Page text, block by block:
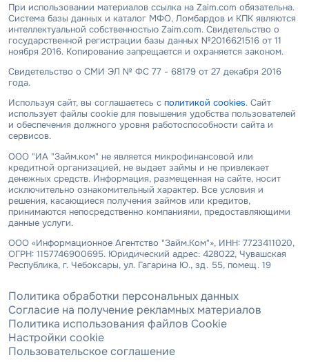
При использовании материалов ссылка на Zaim.com обязательна.
Система базы данных и каталог МФО, Ломбардов и КПК являются
интеллектуальной собственностью Zaim.com. Свидетельство о
государственной регистрации базы данных №2016621516 от 11
ноября 2016. Копирование запрещается и охраняется законом.
Свидетельство о СМИ ЭЛ № ФС 77 - 68179 от 27 декабря 2016
года.
Используя сайт, вы соглашаетесь с политикой cookies. Сайт
использует файлы cookie для повышения удобства пользователей
и обеспечения должного уровня работоспособности сайта и
сервисов.
ООО "ИА "Займ.ком" не является микрофинансовой или
кредитной организацией, не выдает займы и не привлекает
денежных средств. Информация, размещенная на сайте, носит
исключительно ознакомительный характер. Все условия и
решения, касающиеся получения займов или кредитов,
принимаются непосредственно компаниями, предоставляющими
данные услуги.
ООО «Информационное Агентство "Займ.Ком"», ИНН: 7723411020,
ОГРН: 1157746900695. Юридический адрес: 428022, Чувашская
Республика, г. Чебоксары, ул. Гагарина Ю., зд. 55, помещ. 19
Политика обработки персональных данных
Согласие на получение рекламных материалов
Политика использования файлов Cookie
Настройки cookie
Пользовательское соглашение